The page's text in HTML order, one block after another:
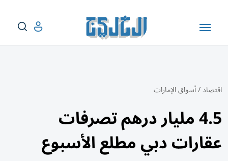
اقتصاد/أسواق الإمارات
4.5 مليار درهم تصرفات
عقارات دبي مطلع الأسبوع